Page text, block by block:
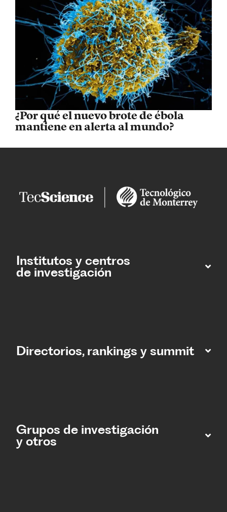
¿Por qué el nuevo brote de ébola
mantiene en alerta al mundo?
Institutos y centros
de investigación
Directorios, rankings y summit
Grupos de investigación
y otros